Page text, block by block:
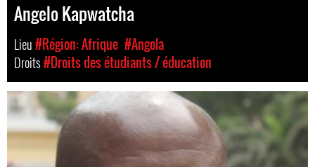
Angelo Kapwatcha
Lieu#Région: Afrique #Angola
Droits#Droits des étudiants / éducation